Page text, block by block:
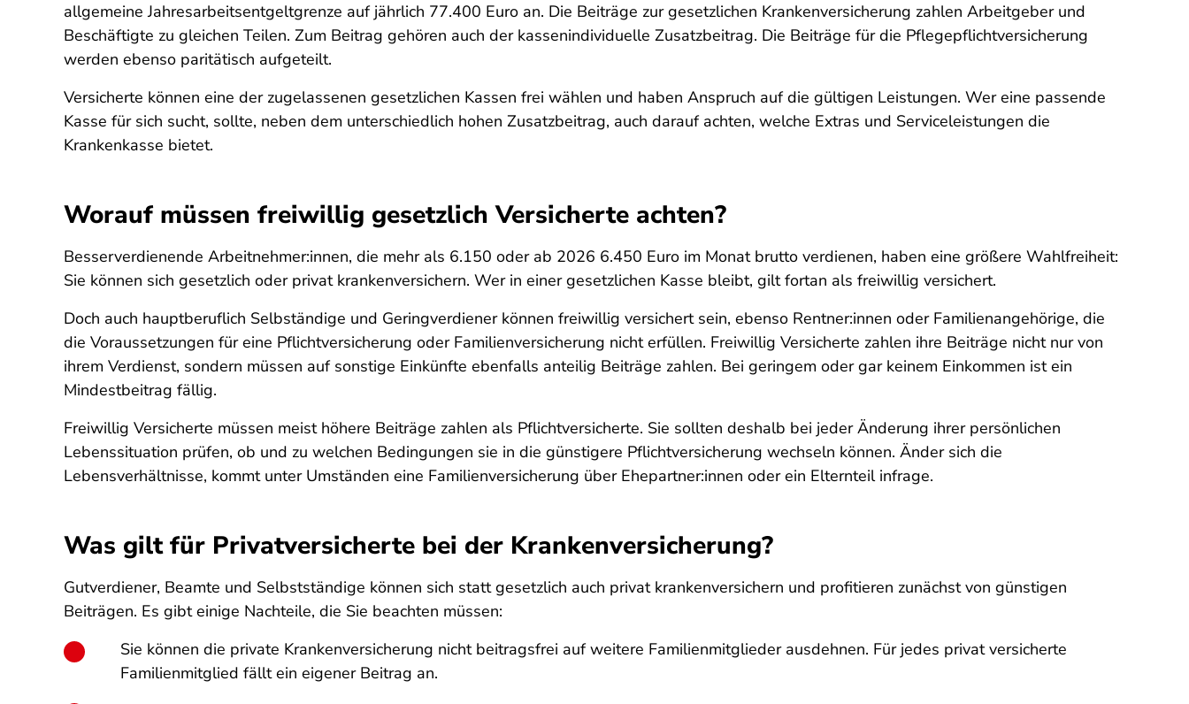
allgemeine Jahresarbeitsentgeltgrenze auf jährlich 77.400 Euro an. Die Beiträge zur gesetzlichen Krankenversicherung zahlen Arbeitgeber und
Beschäftigte zu gleichen Teilen. Zum Beitrag gehören auch der kassenindividuelle Zusatzbeitrag. Die Beiträge für die Pflegepflichtversicherung
werden ebenso paritätisch aufgeteilt.
Versicherte können eine der zugelassenen gesetzlichen Kassen frei wählen und haben Anspruch auf die gültigen Leistungen. Wer eine passende
Kasse für sich sucht, sollte, neben dem unterschiedlich hohen Zusatzbeitrag, auch darauf achten, welche Extras und Serviceleistungen die
Krankenkasse bietet.
Worauf müssen freiwillig gesetzlich Versicherte achten?
Besserverdienende Arbeitnehmer:innen, die mehr als 6.150 oder ab 2026 6.450 Euro im Monat brutto verdienen, haben eine größere Wahlfreiheit:
Sie können sich gesetzlich oder privat krankenversichern. Wer in einer gesetzlichen Kasse bleibt, gilt fortan als freiwillig versichert.
Doch auch hauptberuflich Selbständige und Geringverdiener können freiwillig versichert sein, ebenso Rentner:innen oder Familienangehörige, die
die Voraussetzungen für eine Pflichtversicherung oder Familienversicherung nicht erfüllen. Freiwillig Versicherte zahlen ihre Beiträge nicht nur von
ihrem Verdienst, sondern müssen auf sonstige Einkünfte ebenfalls anteilig Beiträge zahlen. Bei geringem oder gar keinem Einkommen ist ein
Mindestbeitrag fällig.
Freiwillig Versicherte müssen meist höhere Beiträge zahlen als Pflichtversicherte. Sie sollten deshalb bei jeder Änderung ihrer persönlichen
Lebenssituation prüfen, ob und zu welchen Bedingungen sie in die günstigere Pflichtversicherung wechseln können. Änder sich die
Lebensverhältnisse, kommt unter Umständen eine Familienversicherung über Ehepartner:innen oder ein Elternteil infrage.
Was gilt für Privatversicherte bei der Krankenversicherung?
Gutverdiener, Beamte und Selbstständige können sich statt gesetzlich auch privat krankenversichern und profitieren zunächst von günstigen
Beiträgen. Es gibt einige Nachteile, die Sie beachten müssen:
Sie können die private Krankenversicherung nicht beitragsfrei auf weitere Familienmitglieder ausdehnen. Für jedes privat versicherte
Familienmitglied fällt ein eigener Beitrag an.